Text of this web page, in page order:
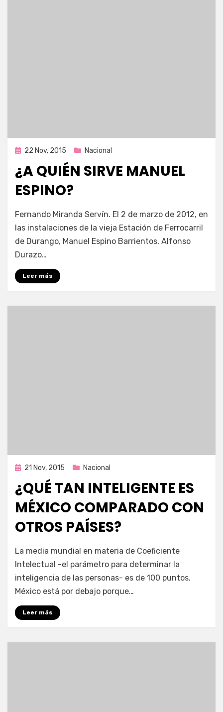
Publicada
22 Nov, 2015 Nacional
¿A QUIÉN SIRVE MANUEL
ESPINO?
Enrique
Fernando Miranda Servín. El 2 de marzo de 2012, en
las instalaciones de la vieja Estación de Ferrocarril
de Durango, Manuel Espino Barrientos, Alfonso
Durazo…
Leer más
Publicada
21 Nov, 2015 Nacional
¿QUÉ TAN INTELIGENTE ES
MÉXICO COMPARADO CON
OTROS PAÍSES?
Enrique
La media mundial en materia de Coeficiente
Intelectual -el parámetro para determinar la
inteligencia de las personas- es de 100 puntos.
México está por debajo porque…
Leer más